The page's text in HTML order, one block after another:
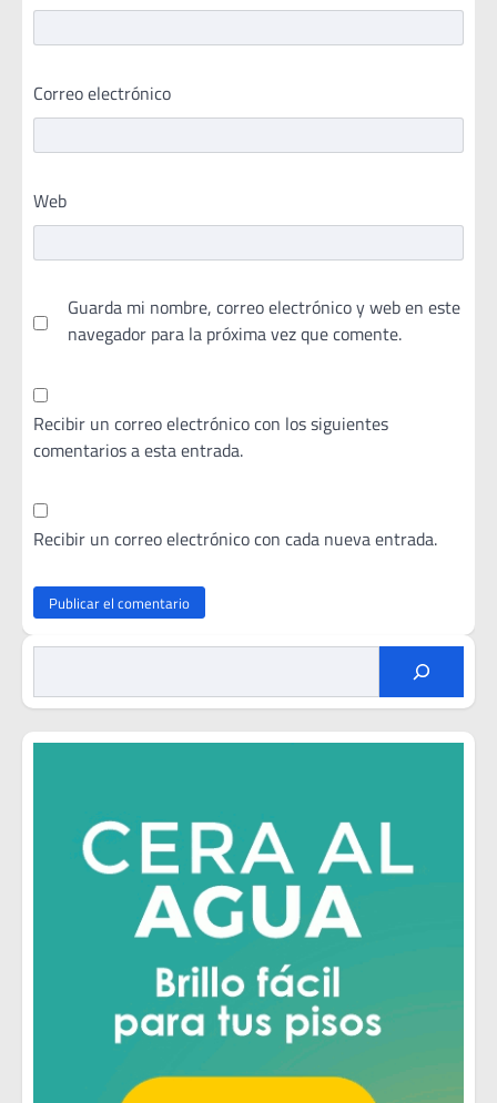
Correo electrónico
Web
Guarda mi nombre, correo electrónico y web en este
navegador para la próxima vez que comente.
Recibir un correo electrónico con los siguientes
comentarios a esta entrada.
Recibir un correo electrónico con cada nueva entrada.